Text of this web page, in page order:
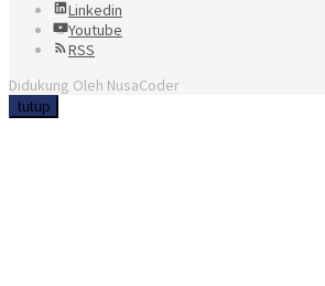
Linkedin
Youtube
RSS
Didukung Oleh NusaCoder
tutup